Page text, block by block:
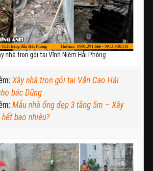
nhà trọn gói tại Vĩnh Niệm Hải Phòng
Xây nhà trọn gói tại Văn Cao Hải
bác Dũng
Mẫu nhà ống đẹp 3 tầng 5m – Xây
bao nhiêu?